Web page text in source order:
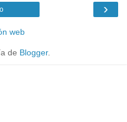
›
web
de Blogger.